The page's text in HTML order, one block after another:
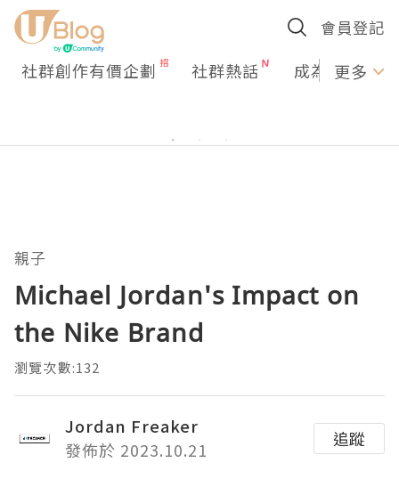
會員登記
社群創作有價企劃 社群熱話 成為U更多
親子
Michael Jordan's Impact on
the Nike Brand
瀏覽次數:132
Jordan Freaker
發佈於 2023.10.21
追蹤